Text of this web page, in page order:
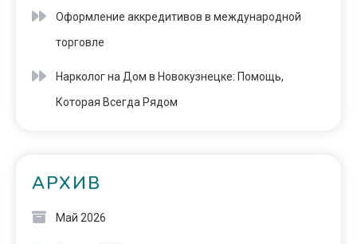
Оформление аккредитивов в международной
торговле
Нарколог на Дом в Новокузнецке: Помощь,
Которая Всегда Рядом
АРХИВ
Май 2026